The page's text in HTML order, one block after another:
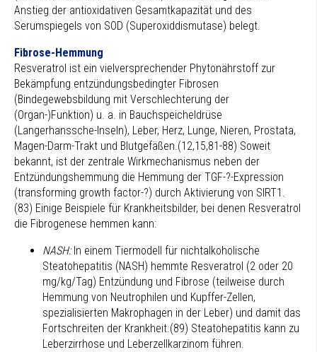
Anstieg der antioxidativen Gesamtkapazität und des
Serumspiegels von SOD (Superoxiddismutase) belegt.
Fibrose-Hemmung
Resveratrol ist ein vielversprechender Phytonährstoff zur
Bekämpfung entzündungsbedingter Fibrosen
(Bindegewebsbildung mit Verschlechterung der
(Organ-)Funktion) u. a. in Bauchspeicheldrüse
(Langerhanssche-Inseln), Leber, Herz, Lunge, Nieren, Prostata,
Magen-Darm-Trakt und Blutgefäßen.(12,15,81-88) Soweit
bekannt, ist der zentrale Wirkmechanismus neben der
Entzündungshemmung die Hemmung der TGF-?-Expression
(transforming growth factor-?) durch Aktivierung von SIRT1.
(83) Einige Beispiele für Krankheitsbilder, bei denen Resveratrol
die Fibrogenese hemmen kann:
NASH:In einem Tiermodell für nichtalkoholische
Steatohepatitis (NASH) hemmte Resveratrol (2 oder 20
mg/kg/Tag) Entzündung und Fibrose (teilweise durch
Hemmung von Neutrophilen und Kupffer-Zellen,
spezialisierten Makrophagen in der Leber) und damit das
Fortschreiten der Krankheit.(89) Steatohepatitis kann zu
Leberzirrhose und Leberzellkarzinom führen.